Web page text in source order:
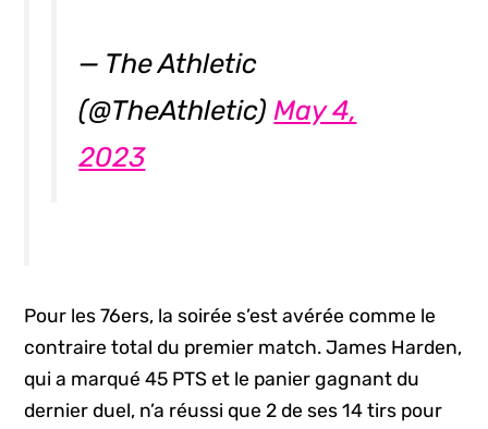
— The Athletic
(@TheAthletic) May 4,
2023
Pour les 76ers, la soirée s’est avérée comme le
contraire total du premier match. James Harden,
qui a marqué 45 PTS et le panier gagnant du
dernier duel, n’a réussi que 2 de ses 14 tirs pour